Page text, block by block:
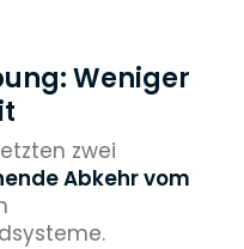
Weniger
zwei
Abkehr vom